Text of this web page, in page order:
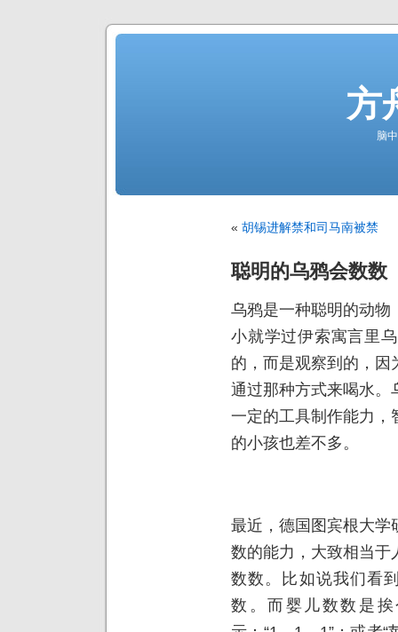
方
脑
« 胡锡进解禁和司马南被禁
聪明的乌鸦会数数
乌鸦是一种聪明的动物
小就学过伊索寓言里
的，而是观察到的，
通过那种方式来喝水。
一定的工具制作能力，
的小孩也差不多。
最近，德国图宾根大学
数的能力，大致相当于
数数。比如说我们看
数。而婴儿数数是